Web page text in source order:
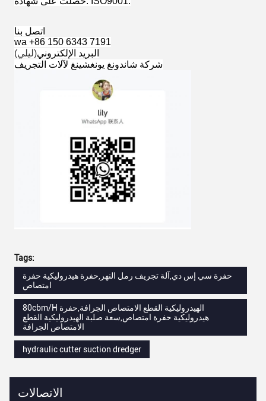
اتصل بنا
wa +86 150 6343 7191
البريد الإلكتروني(ليلي)
شركة شاندونغ يونغشينغ لآلات التجريف
Tags:
حفرة سي إس دي,آلة تجريف رمل النهر,حفرة هيدروليكية حفرة
امتصاص
80cbm/H الهيدروليكية القطع الامتصاص الجرافة,حفرة
هيدروليكية حفرة امتصاص,سعة صلبة الهيدروليكية القطع
الامتصاص الجرافة
hydraulic cutter suction dredger
الاتصالات